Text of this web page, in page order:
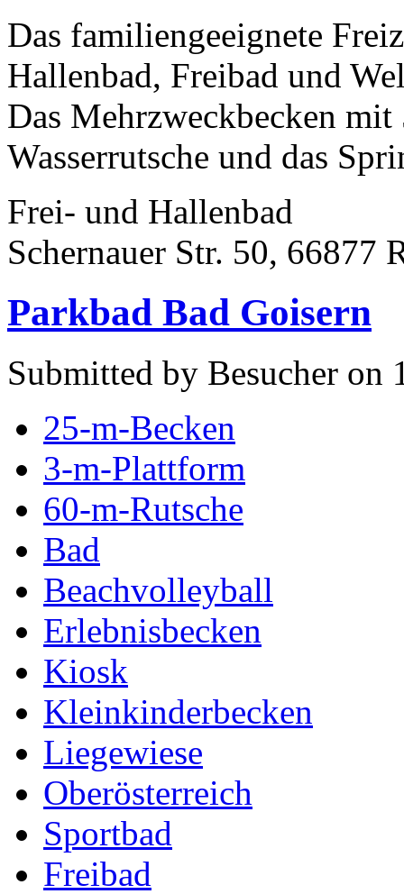
Das familiengeeignete
Hallenbad, Freibad und
Das Mehrzweckbecken
Wasserrutsche und das
Frei- und Hallenbad
Schernauer Str. 50, 66877
Parkbad Bad Goisern
Submitted by Besucher on
25-m-Becken
3-m-Plattform
60-m-Rutsche
Bad
Beachvolleyball
Erlebnisbecken
Kiosk
Kleinkinderbecken
Liegewiese
Oberösterreich
Sportbad
Freibad